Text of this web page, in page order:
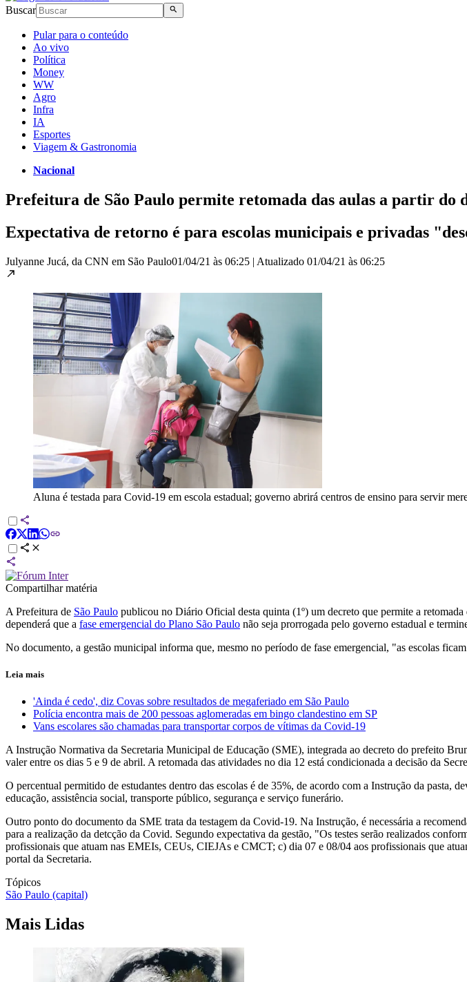
Buscar
Pular para o conteúdo
Ao vivo
Política
Money
WW
Agro
Infra
IA
Esportes
Viagem & Gastronomia
Nacional
Prefeitura de São Paulo permite retomada das aulas a partir do
Expectativa de retorno é para escolas municipais e privadas
Julyanne Jucá, da CNN em São Paulo01/04/21 às 06:25 | Atualizado 01/04/21 às 06:25
Aluna é testada para Covid-19 em escola estadual; governo abrirá centros de ensino para servir
Compartilhar matéria
A Prefeitura de São Paulo publicou no Diário Oficial desta quinta (1º) um decreto que permite a
dependerá que a fase emergencial do Plano São Paulo não seja prorrogada pelo governo estadual e
No documento, a gestão municipal informa que, mesmo no período de fase emergencial, "as escolas
Leia mais
'Ainda é cedo', diz Covas sobre resultados de megaferiado em São Paulo
Polícia encontra mais de 200 pessoas aglomeradas em bingo clandestino em SP
Vans escolares são chamadas para transportar corpos de vítimas da Covid-19
A Instrução Normativa da Secretaria Municipal de Educação (SME), integrada ao decreto do prefeito
valer entre os dias 5 e 9 de abril. A retomada das atividades no dia 12 está condicionada a decisão da
O percentual permitido de estudantes dentro das escolas é de 35%, de acordo com a Instrução da pasta,
educação, assistência social, transporte público, segurança e serviço funerário.
Outro ponto do documento da SME trata da testagem da Covid-19. Na Instrução, é necessária a
para a realização da detcção da Covid. Segundo expectativa da gestão, "Os testes serão realizados
profissionais que atuam nas EMEIs, CEUs, CIEJAs e CMCT; c) dia 07 e 08/04 aos profissionais que
portal da Secretaria.
Tópicos
São Paulo (capital)
Mais Lidas